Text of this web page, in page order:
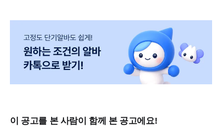
이 공고를 본 사람이 함께 본 공고에요!